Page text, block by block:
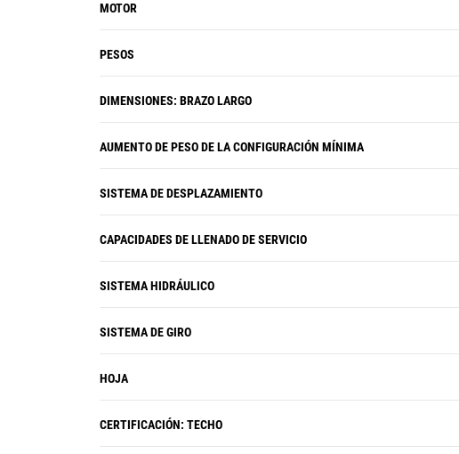
MOTOR
PESOS
DIMENSIONES: BRAZO LARGO
AUMENTO DE PESO DE LA CONFIGURACIÓN MÍNIMA
SISTEMA DE DESPLAZAMIENTO
CAPACIDADES DE LLENADO DE SERVICIO
SISTEMA HIDRÁULICO
SISTEMA DE GIRO
HOJA
CERTIFICACIÓN: TECHO